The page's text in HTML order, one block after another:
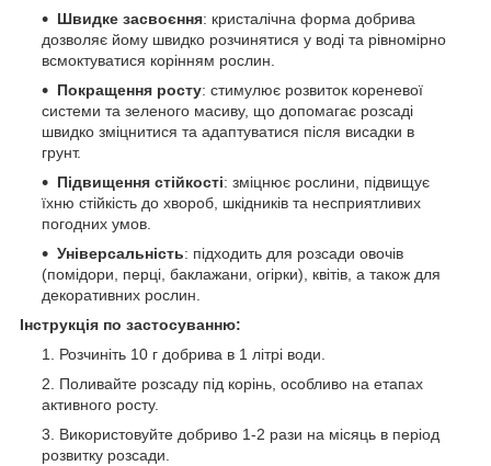
Швидке засвоєння: кристалічна форма добрива
дозволяє йому швидко розчинятися у воді та рівномірно
всмоктуватися корінням рослин.
Покращення росту: стимулює розвиток кореневої
системи та зеленого масиву, що допомагає розсаді
швидко зміцнитися та адаптуватися після висадки в
грунт.
Підвищення стійкості: зміцнює рослини, підвищує
їхню стійкість до хвороб, шкідників та несприятливих
погодних умов.
Універсальність: підходить для розсади овочів
(помідори, перці, баклажани, огірки), квітів, а також для
декоративних рослин.
Інструкція по застосуванню:
Розчиніть 10 г добрива в 1 літрі води.
Поливайте розсаду під корінь, особливо на етапах
активного росту.
Використовуйте добриво 1-2 рази на місяць в період
розвитку розсади.